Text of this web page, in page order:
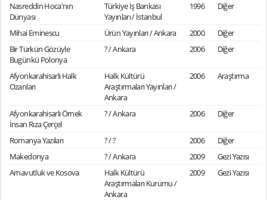
Nasreddin Hoca'nın
Dünyası
Türkiye İş Bankası
Yayınları / İstanbul
1996 Diğer
Mihai Eminescu Ürün Yayınları / Ankara 2000
Diğer
Bir Türkün Gözüyle
Bugünkü Polonya
? / Ankara 2006 Diğer
Afyonkarahisarlı Halk
Ozanları
Halk Kültürü
Araştırmaları Yayınları /
Ankara
2006 Araştırma
Afyonkarahisarlı Örnek
İnsan Rıza Çerçel
? / Ankara 2006 Diğer
Romanya Yazıları ? / ? 2006
Diğer
Makedonya
? / Ankara 2009
Gezi Yazısı
Arnavutluk ve Kosova
Halk Kültürü
Araştırmaları Kurumu /
Ankara
2009 Gezi Yazısı